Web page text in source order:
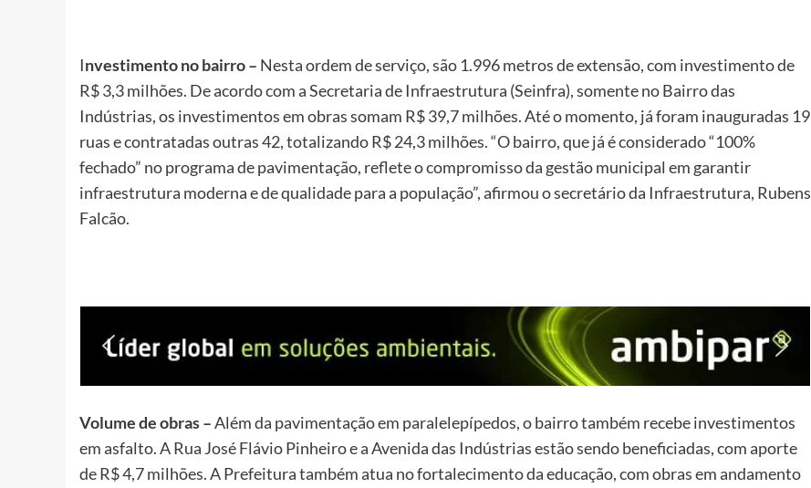
Investimento no bairro – Nesta ordem de serviço, são 1.996 metros de extensão, com investimento de
R$ 3,3 milhões. De acordo com a Secretaria de Infraestrutura (Seinfra), somente no Bairro das
Indústrias, os investimentos em obras somam R$ 39,7 milhões. Até o momento, já foram inauguradas 19
ruas e contratadas outras 42, totalizando R$ 24,3 milhões. “O bairro, que já é considerado “100%
fechado” no programa de pavimentação, reflete o compromisso da gestão municipal em garantir
infraestrutura moderna e de qualidade para a população”, afirmou o secretário da Infraestrutura, Rubens
Falcão.
Volume de obras –Além da pavimentação em paralelepípedos, o bairro também recebe investimentos
em asfalto. A Rua José Flávio Pinheiro e a Avenida das Indústrias estão sendo beneficiadas, com aporte
de R$ 4,7 milhões. A Prefeitura também atua no fortalecimento da educação, com obras em andamento